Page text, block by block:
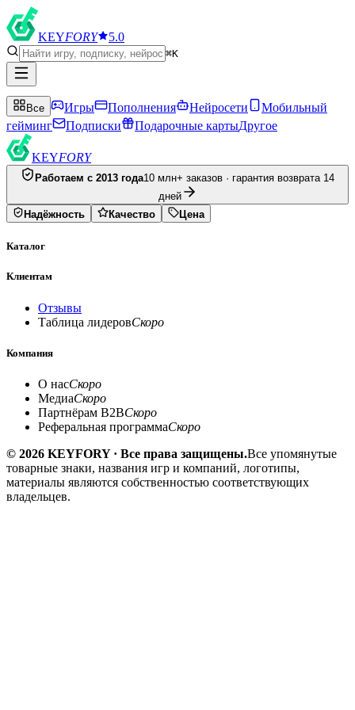
KEYFORY 5.0
⌘K
Все Игры Пополнения Нейросети
Мобильный
гейминг
Подписки Подарочные картыДругое
KEYFORY
Работаем с 2013 года10 млн+ заказов · гарантия возврата 14
дней
Надёжность
Качество Цена
Каталог
Клиентам
Отзывы
Таблица лидеровСкоро
Компания
О насСкоро
МедиаСкоро
Партнёрам B2BСкоро
Реферальная программаСкоро
© 2026 KEYFORY · Все права защищены.Все упомянутые
товарные знаки, названия игр и компаний, логотипы,
материалы являются собственностью соответствующих
владельцев.